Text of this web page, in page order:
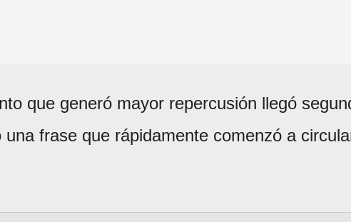
que generó mayor repercusión llegó
frase que rápidamente comenzó a